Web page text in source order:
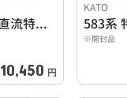
281系 はるか 直流特急型電車(6両セット)
10,450 円
KATO
※開封品